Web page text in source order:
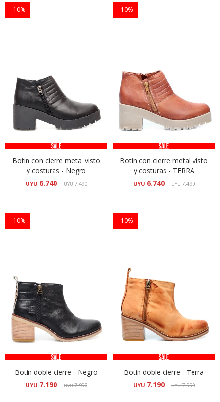
10
Botin con cierre metal visto
y costuras - Negro
UYU 6.740 UYU7.490
10
Botin con cierre metal visto
y costuras - TERRA
UYU 6.740 UYU7.490
10
Botin doble cierre - Negro
UYU 7.190 UYU7.990
10
Botin doble cierre - Terra
UYU 7.190 UYU7.990